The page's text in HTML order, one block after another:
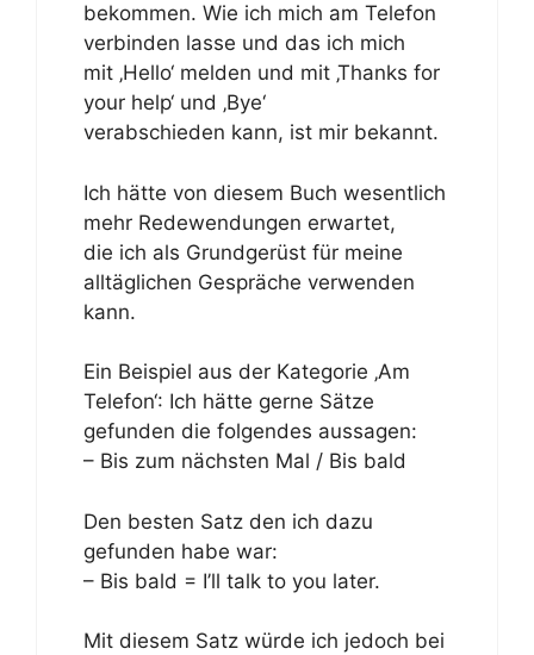
bekommen. Wie ich mich am Telefon
verbinden lasse und das ich mich
mit ‚Hello‘ melden und mit ‚Thanks for
your help‘ und ‚Bye‘
verabschieden kann, ist mir bekannt.
Ich hätte von diesem Buch wesentlich
mehr Redewendungen erwartet,
die ich als Grundgerüst für meine
alltäglichen Gespräche verwenden
kann.
Ein Beispiel aus der Kategorie ‚Am
Telefon‘: Ich hätte gerne Sätze
gefunden die folgendes aussagen:
– Bis zum nächsten Mal / Bis bald
Den besten Satz den ich dazu
gefunden habe war:
– Bis bald = I’ll talk to you later.
Mit diesem Satz würde ich jedoch bei